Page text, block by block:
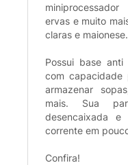
ervas e muito
claras e maionese.
Possui base
com
armazenar
mais. Sua
desencaixada
corrente em
Confira!